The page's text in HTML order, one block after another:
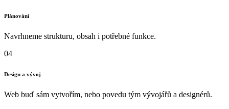
Plánování
Navrhneme strukturu, obsah i potřebné funkce.
04
Design a vývoj
Web buď sám vytvořím, nebo povedu tým vývojářů a designérů.